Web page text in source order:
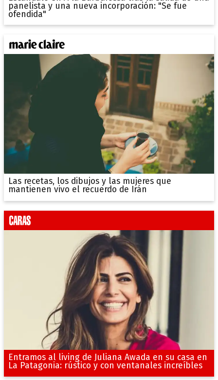
panelista y una nueva incorporación: "Se fue
ofendida"
Las recetas, los dibujos y las mujeres que
mantienen vivo el recuerdo de Irán
Entramos al living de Juliana Awada en su casa en
La Patagonia: rústico y con ventanales increíbles